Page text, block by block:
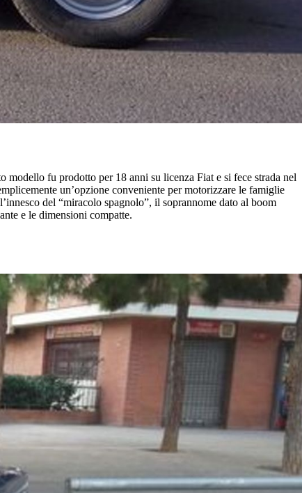
modello fu prodotto per 18 anni su licenza Fiat e si fece strada nel
un’opzione conveniente per motorizzare le famiglie
del “miracolo spagnolo”, il soprannome dato al boom
e le dimensioni compatte.